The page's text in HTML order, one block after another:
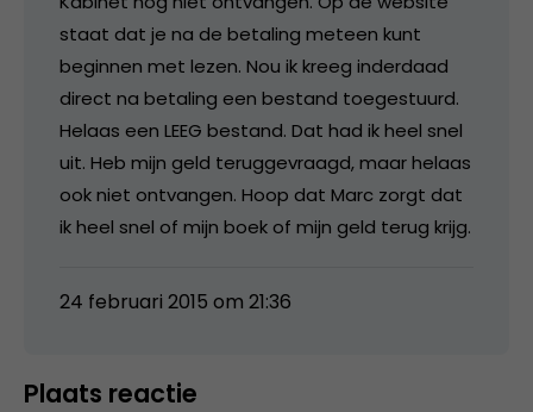
staat dat je na de betaling meteen kunt
beginnen met lezen. Nou ik kreeg inderdaad
direct na betaling een bestand toegestuurd.
Helaas een LEEG bestand. Dat had ik heel snel
uit. Heb mijn geld teruggevraagd, maar helaas
ook niet ontvangen. Hoop dat Marc zorgt dat
ik heel snel of mijn boek of mijn geld terug krijg.
24 februari 2015 om 21:36
Plaats reactie